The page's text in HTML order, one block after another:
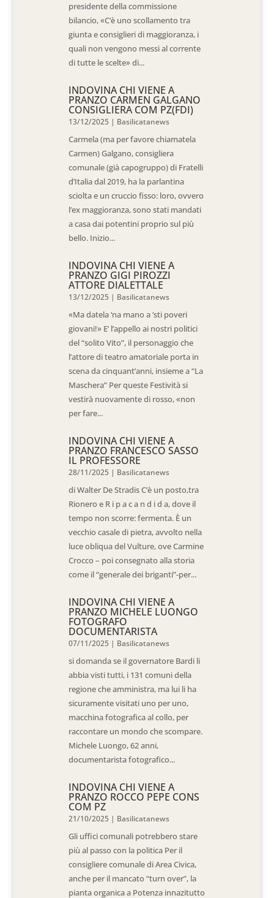
presidente della commissione
bilancio, «C’è uno scollamento tra
giunta e consiglieri di maggioranza, i
quali non vengono messi al corrente
di tutte le scelte» di...
INDOVINA CHI VIENE A
PRANZO CARMEN GALGANO
CONSIGLIERA COM PZ(FDI)
13/12/2025 | Basilicatanews
Carmela (ma per favore chiamatela
Carmen) Galgano, consigliera
comunale (già capogruppo) di Fratelli
d’Italia dal 2019, ha la parlantina
sciolta e un cruccio fisso: loro, ovvero
l’ex maggioranza, sono stati mandati
a casa dai potentini proprio sul più
bello. Inizio...
INDOVINA CHI VIENE A
PRANZO GIGI PIROZZI
ATTORE DIALETTALE
13/12/2025 | Basilicatanews
«Ma datela ‘na mano a ‘sti poveri
giovani!» E’ l’appello ai nostri politici
del “solito Vito”, il personaggio che
l’attore di teatro amatoriale porta in
scena da cinquant’anni, insieme a “La
Maschera” Per queste Festività si
vestirà nuovamente di rosso, «non
per fare...
INDOVINA CHI VIENE A
PRANZO FRANCESCO SASSO
IL PROFESSORE
28/11/2025 | Basilicatanews
di Walter De Stradis C’è un posto,tra
Rionero e R i p a c a n d i d a, dove il
tempo non scorre: fermenta. È un
vecchio casale di pietra, avvolto nella
luce obliqua del Vulture, ove Carmine
Crocco – poi consegnato alla storia
come il “generale dei briganti”-per...
INDOVINA CHI VIENE A
PRANZO MICHELE LUONGO
FOTOGRAFO
DOCUMENTARISTA
07/11/2025 | Basilicatanews
si domanda se il governatore Bardi li
abbia visti tutti, i 131 comuni della
regione che amministra, ma lui li ha
sicuramente visitati uno per uno,
macchina fotografica al collo, per
raccontare un mondo che scompare.
Michele Luongo, 62 anni,
documentarista fotografico...
INDOVINA CHI VIENE A
PRANZO ROCCO PEPE CONS
COM PZ
21/10/2025 | Basilicatanews
Gli uffici comunali potrebbero stare
più al passo con la politica Per il
consigliere comunale di Area Civica,
anche per il mancato “turn over”, la
pianta organica a Potenza innazitutto